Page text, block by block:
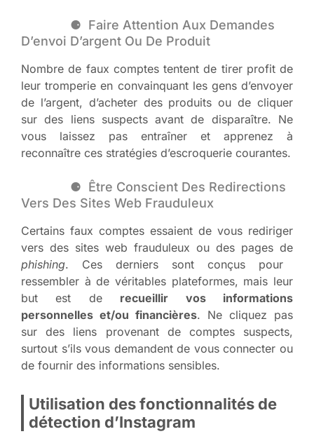
Faire Attention Aux Demandes
D’envoi D’argent Ou De Produit
Nombre de faux comptes tentent de tirer profit de
leur tromperie en convainquant les gens d’envoyer
de l’argent, d’acheter des produits ou de cliquer
sur des liens suspects avant de disparaître. Ne
vous laissez pas entraîner et apprenez à
reconnaître ces stratégies d’escroquerie courantes.
Être Conscient Des Redirections
Vers Des Sites Web Frauduleux
Certains faux comptes essaient de vous rediriger
vers des sites web frauduleux ou des pages de
phishing. Ces derniers sont conçus pour
ressembler à de véritables plateformes, mais leur
but est de recueillir vos informations
personnelles et/ou financières. Ne cliquez pas
sur des liens provenant de comptes suspects,
surtout s’ils vous demandent de vous connecter ou
de fournir des informations sensibles.
Utilisation des fonctionnalités de
détection d’Instagram